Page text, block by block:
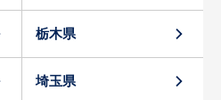
栃木県
埼玉県